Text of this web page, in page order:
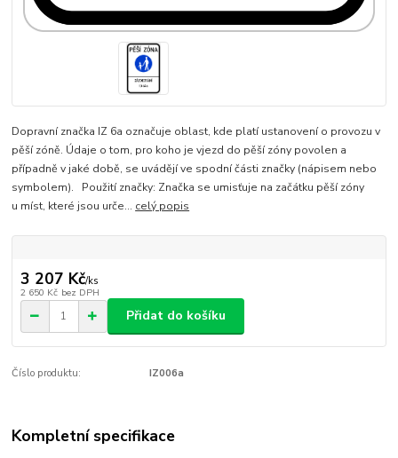
Dopravní značka IZ 6a označuje oblast, kde platí ustanovení o provozu v
pěší zóně. Údaje o tom, pro koho je vjezd do pěší zóny povolen a
případně v jaké době, se uvádějí ve spodní části značky (nápisem nebo
symbolem). Použití značky: Značka se umisťuje na začátku pěší zóny
u míst, které jsou urče... celý popis
3 207 Kč/ks
2 650 Kč bez DPH
Přidat do košíku
Číslo produktu: IZ006a
Kompletní specifikace